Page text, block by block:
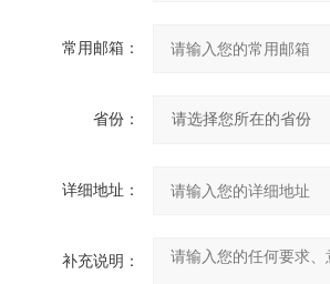
常用邮箱：
省份：
详细地址：
补充说明：